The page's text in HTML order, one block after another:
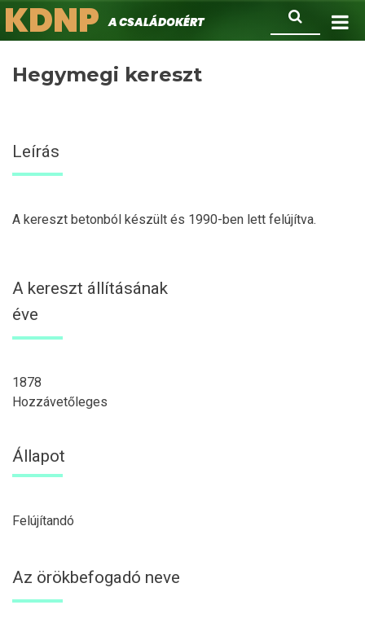
Ugrás
a
Keresés
KDNPA családokért.
Hegymegi kereszt
Leírás
A kereszt betonból készült és 1990-ben lett felújítva.
A kereszt állításának
éve
1878
Hozzávetőleges
Állapot
Felújítandó
Az örökbefogadó neve